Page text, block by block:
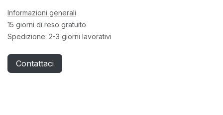
Informazioni generali
15 giorni di reso gratuito
Spedizione: 2-3 giorni lavorativi
Contattaci